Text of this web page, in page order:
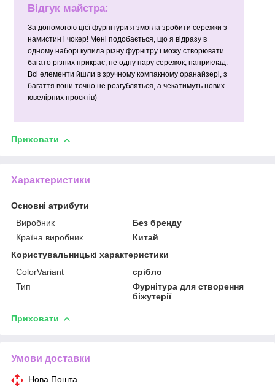
Відгук майстра:
За допомогою цієї фурнітури я змогла зробити сережки з
намистин і чокер! Мені подобається, що я відразу в
одному наборі купила різну фурнітру і можу створювати
багато різних прикрас, не одну пару сережок, наприклад.
Всі елементи йшли в зручному компакному оранайзері, з
багаття вони точно не розгубляться, а чекатимуть нових
ювелірних проєктів)
Приховати
Характеристики
Основні атрибути
Виробник
Без бренду
Країна виробник
Китай
Користувальницькі характеристики
ColorVariant
срібло
Тип
Фурнітура для створення
біжутерії
Приховати
Умови доставки
Нова Пошта